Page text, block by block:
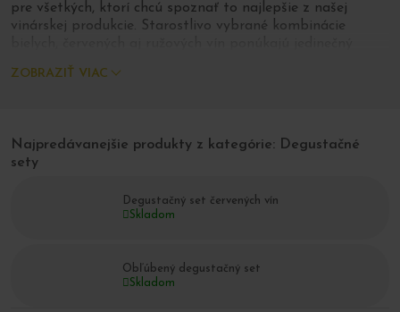
pre všetkých, ktorí chcú spoznať to najlepšie z našej
vinárskej produkcie. Starostlivo vybrané kombinácie
Hlohoveckom rajóne Malokarpatskej vinohradníckej
červených vín alebo sviežich a aromatických bielych odrôd,
naše degustačné balíčky vám umožnia objaviť
svahmi Považského Inovca.
kvalitného slovenského vína.
ZOBRAZIŤ VIAC
Najpredávanejšie produkty z kategórie: Degustačné
sety
Degustačný set červených vín
Skladom
Obľúbený degustačný set
Skladom